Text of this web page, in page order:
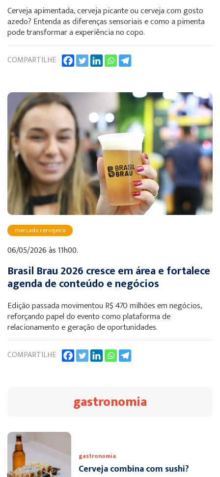
Cerveja apimentada, cerveja picante ou cerveja com gosto
azedo? Entenda as diferenças sensoriais e como a pimenta
pode transformar a experiência no copo.
COMPARTILHE
mercado cervejeiro
06/05/2026 às 11h00.
Brasil Brau 2026 cresce em área e fortalece
agenda de conteúdo e negócios
Edição passada movimentou R$ 470 milhões em negócios,
reforçando papel do evento como plataforma de
relacionamento e geração de oportunidades.
COMPARTILHE
gastronomia
gastronomia
Cerveja combina com sushi?